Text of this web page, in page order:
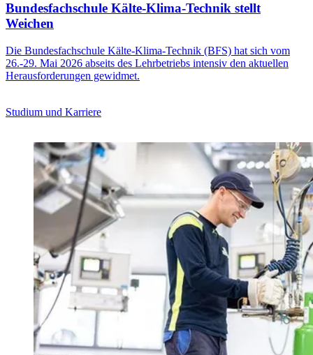
Bundesfachschule Kälte-Klima-Technik stellt
Weichen
Die Bundesfachschule Kälte-Klima-Technik (BFS) hat sich vom
26.-29. Mai 2026 abseits des Lehrbetriebs intensiv den aktuellen
Herausforderungen gewidmet.
Studium und Karriere